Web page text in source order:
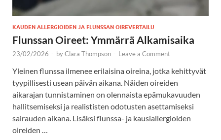
KAUDEN ALLERGIOIDEN JA FLUNSSAN OIREVERTAILU
Flunssan Oireet: Ymmärrä Alkamisaika
23/02/2026 - byClara Thompson - Leave a Comment
Yleinen flunssa ilmenee erilaisina oireina, jotka kehittyvät
tyypillisesti usean päivän aikana. Näiden oireiden
aikarajan tunnistaminen on olennaista epämukavuuden
hallitsemiseksi ja realististen odotusten asettamiseksi
sairauden aikana. Lisäksi flunssa- ja kausiallergioiden
oireiden …